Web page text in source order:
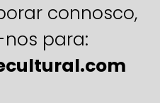
connosco,
para: